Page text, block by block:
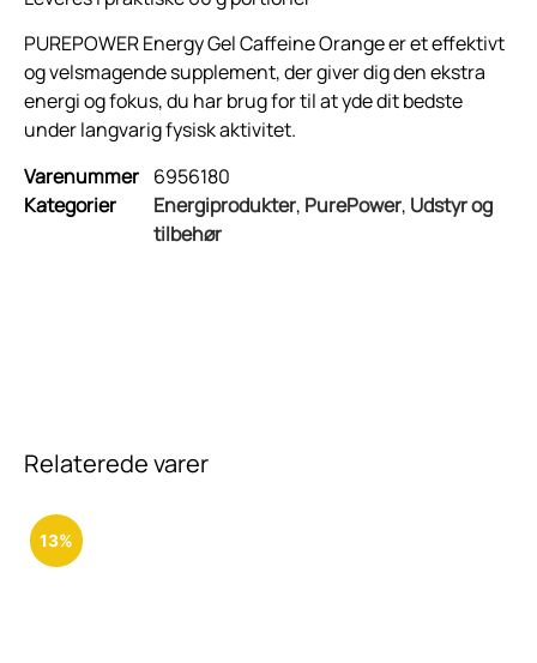
PUREPOWER Energy Gel Caffeine Orange er et effektivt
og velsmagende supplement, der giver dig den ekstra
energi og fokus, du har brug for til at yde dit bedste
under langvarig fysisk aktivitet.
Varenummer 6956180
Kategorier
Energiprodukter, PurePower, Udstyr og
tilbehør
Relaterede varer
13%